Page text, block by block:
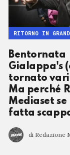
Bentornata
Gialappa's
tornato
Ma perché
Mediaset se
fatta
di Redazione
RITORNO IN